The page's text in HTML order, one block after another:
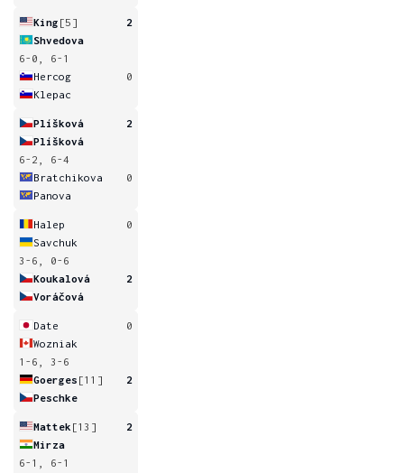
King [5]
2
Shvedova
6-0, 6-1
Hercog
0
Klepac
Plíšková
2
Plíšková
6-2, 6-4
Bratchikova
0
Panova
Halep
0
Savchuk
3-6, 0-6
Koukalová
2
Voráčová
Date
0
Wozniak
1-6, 3-6
Goerges [11]
2
Peschke
Mattek [13]
2
Mirza
6-1, 6-1